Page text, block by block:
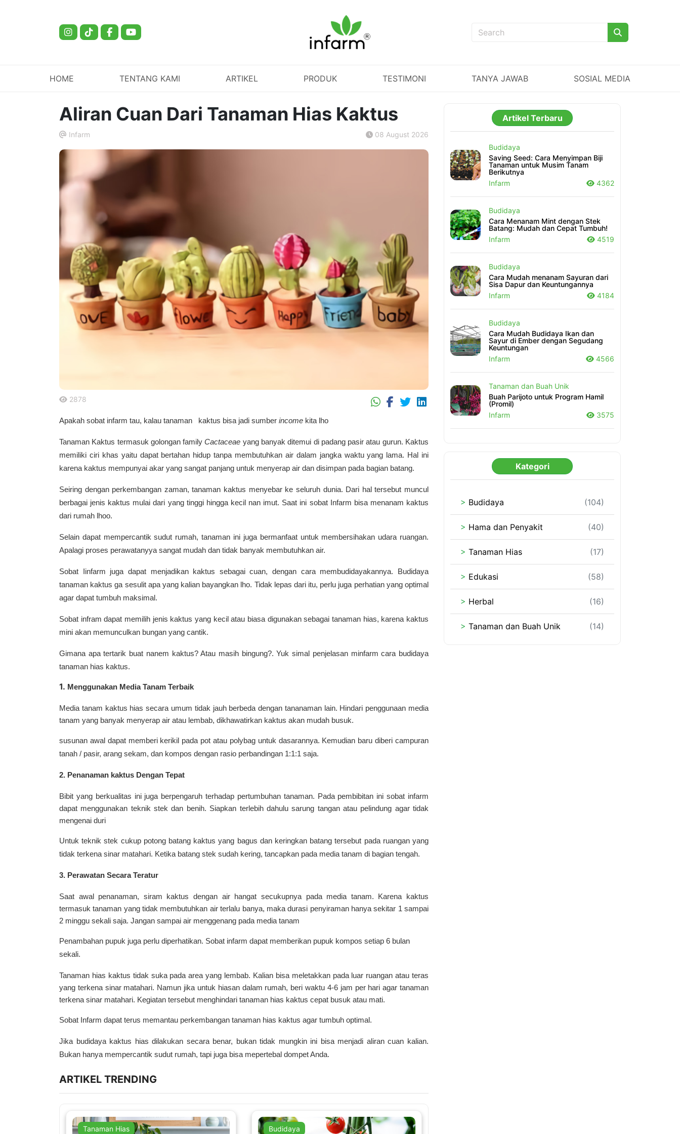
HOME TENTANG KAMI ARTIKEL PRODUK TESTIMONI TANYA JAWAB SOSIAL MEDIA
Aliran Cuan Dari Tanaman Hias Kaktus
Infarm 08 August 2026
2878
Apakah sobat infarm tau, kalau tanaman kaktus bisa jadi sumber income kita lho
Tanaman Kaktus termasuk golongan family Cactaceae yang banyak ditemui di padang pasir atau gurun. Kaktus
memiliki ciri khas yaitu dapat bertahan hidup tanpa membutuhkan air dalam jangka waktu yang lama. Hal ini
karena kaktus mempunyai akar yang sangat panjang untuk menyerap air dan disimpan pada bagian batang.
Seiring dengan perkembangan zaman, tanaman kaktus menyebar ke seluruh dunia. Dari hal tersebut muncul
berbagai jenis kaktus mulai dari yang tinggi hingga kecil nan imut. Saat ini sobat Infarm bisa menanam kaktus
dari rumah lhoo.
Selain dapat mempercantik sudut rumah, tanaman ini juga bermanfaat untuk membersihakan udara ruangan.
Apalagi proses perawatanyya sangat mudah dan tidak banyak membutuhkan air.
Sobat Iinfarm juga dapat menjadikan kaktus sebagai cuan, dengan cara membudidayakannya.
Budidaya
tanaman kaktus ga sesulit apa yang kalian bayangkan lho. Tidak lepas dari itu, perlu juga perhatian yang optimal
agar dapat tumbuh maksimal.
Sobat infram dapat memilih jenis kaktus yang kecil atau biasa digunakan sebagai tanaman hias, karena kaktus
mini akan memunculkan bungan yang cantik.
Gimana apa tertarik buat nanem kaktus? Atau masih bingung?.Yuk simal penjelasan minfarm cara budidaya
tanaman hias kaktus.
1. Menggunakan Media Tanam Terbaik
Media tanam kaktus hias secara umum tidak jauh berbeda dengan tananaman lain. Hindari penggunaan media
tanam yang banyak menyerap air atau lembab, dikhawatirkan kaktus akan mudah busuk.
susunan awal dapat memberi kerikil pada pot atau polybag untuk dasarannya. Kemudian baru diberi campuran
tanah / pasir, arang sekam, dan kompos dengan rasio perbandingan 1:1:1 saja.
2. Penanaman kaktus Dengan Tepat
Bibit yang berkualitas ini juga berpengaruh terhadap pertumbuhan tanaman. Pada pembibitan ini sobat infarm
dapat menggunakan teknik stek dan benih. Siapkan terlebih dahulu sarung tangan atau pelindung agar tidak
mengenai duri
Untuk teknik stek cukup potong batang kaktus yang bagus dan keringkan batang tersebut pada ruangan yang
tidak terkena sinar matahari. Ketika batang stek sudah kering, tancapkan pada media tanam di bagian tengah.
3. Perawatan Secara Teratur
Saat awal penanaman, siram kaktus dengan air hangat secukupnya pada media tanam. Karena kaktus
termasuk tanaman yang tidak membutuhkan air terlalu banya, maka durasi penyiraman hanya sekitar 1 sampai
2 minggu sekali saja. Jangan sampai air menggenang pada media tanam
Penambahan pupuk juga perlu diperhatikan. Sobat infarm dapat memberikan pupuk kompos setiap 6 bulan
sekali.
Tanaman hias kaktus tidak suka pada area yang lembab. Kalian bisa meletakkan pada luar ruangan atau teras
yang terkena sinar matahari. Namun jika untuk hiasan dalam rumah, beri waktu 4-6 jam per hari agar tanaman
terkena sinar matahari. Kegiatan tersebut menghindari tanaman hias kaktus cepat busuk atau mati.
Sobat Infarm dapat terus memantau perkembangan tanaman hias kaktus agar tumbuh optimal.
Jika budidaya kaktus hias dilakukan secara benar, bukan tidak mungkin ini bisa menjadi aliran cuan kalian.
Bukan hanya mempercantik sudut rumah, tapi juga bisa mepertebal dompet Anda.
ARTIKEL TRENDING
Tanaman Hias Budidaya
Artikel Terbaru
Budidaya
Saving Seed: Cara Menyimpan Biji
Tanaman untuk Musim Tanam
Berikutnya
Infarm
4362
Budidaya
Cara Menanam Mint dengan Stek
Batang: Mudah dan Cepat Tumbuh!
Infarm
4519
Budidaya
Cara Mudah menanam Sayuran dari
Sisa Dapur dan Keuntungannya
Infarm
4184
Budidaya
Cara Mudah Budidaya Ikan dan
Sayur di Ember dengan Segudang
Keuntungan
Infarm
4566
Tanaman dan Buah Unik
Buah Parijoto untuk Program Hamil
(Promil)
Infarm
3575
Kategori
> Budidaya (104)
> Hama dan Penyakit (40)
> Tanaman Hias (17)
> Edukasi (58)
> Herbal (16)
> Tanaman dan Buah Unik (14)